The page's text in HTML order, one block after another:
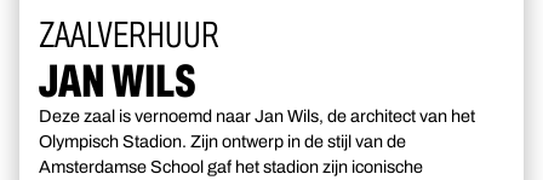
ZAALVERHUUR
JAN WILS
Deze zaal is vernoemd naar Jan Wils, de architect van het
Olympisch Stadion. Zijn ontwerp in de stijl van de
Amsterdamse School gaf het stadion zijn iconische